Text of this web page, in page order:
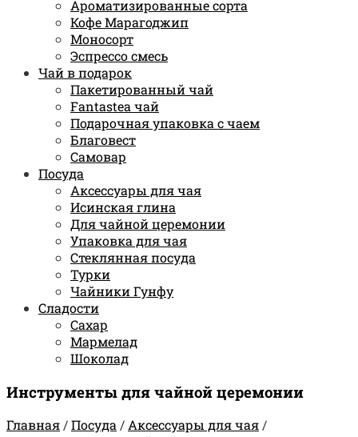
Ароматизированные сорта
Кофе Марагоджип
Моносорт
Эспрессо смесь
Чай в подарок
Пакетированный чай
Fantastea чай
Подарочная упаковка с чаем
Благовест
Самовар
Посуда
Аксессуары для чая
Исинская глина
Для чайной церемонии
Упаковка для чая
Стеклянная посуда
Турки
Чайники Гунфу
Сладости
Сахар
Мармелад
Шоколад
Инструменты для чайной церемонии
Главная/Посуда/Аксессуары для чая/